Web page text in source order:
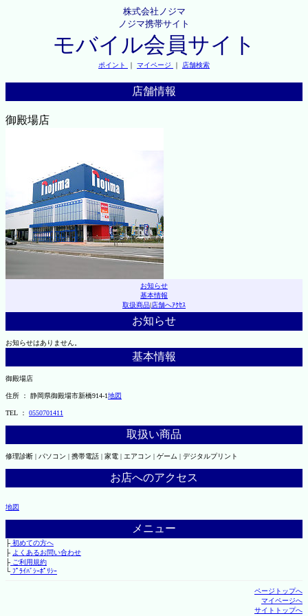
株式会社ノジマ
ノジマ携帯サイト
モバイル会員サイト
ポイント ｜ マイページ ｜ 店舗検索
店舗情報
御殿場店
お知らせ
基本情報
取扱商品|店舗へｱｸｾｽ
お知らせ
お知らせはありません。
基本情報
御殿場店
住所 ： 静岡県御殿場市新橋914-1地図
TEL ： 0550701411
取扱い商品
修理診断 | パソコン | 携帯電話 | 家電 | エアコン | ゲーム | デジタルプリント
お店へのアクセス
地図
メニュー
├初めての方へ
├ よくあるお問い合わせ
├ご利用規約
└ﾌﾟﾗｲﾊﾞｼｰﾎﾟﾘｼｰ
ページトップへ
マイページへ
サイトトップへ